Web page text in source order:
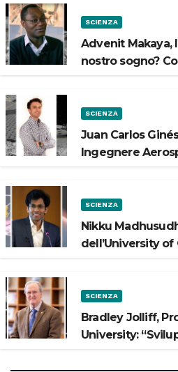
SCIENZA
Advenit Makaya,
nostro sogno?
SCIENZA
Juan Carlos
Ingegnere
SCIENZA
Nikku
dell’University of
SCIENZA
Bradley Jolliff,
University: